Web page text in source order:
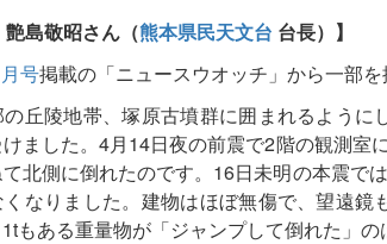
艶島敬昭さん（熊本県民天文台 台長）】
号掲載の「ニュースウオッチ」から一部を
丘陵地帯、塚原古墳群に囲まれるように
ました。4月14日夜の前震で2階の観測室
北側に倒れたのです。16日未明の本震で
なりました。建物はほぼ無傷で、望遠鏡
もある重量物が「ジャンプして倒れた」の